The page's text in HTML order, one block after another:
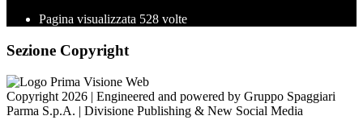
Pagina visualizzata 528 volte
Sezione Copyright
Copyright 2026 | Engineered and powered by Gruppo Spaggiari
Parma S.p.A. | Divisione Publishing & New Social Media